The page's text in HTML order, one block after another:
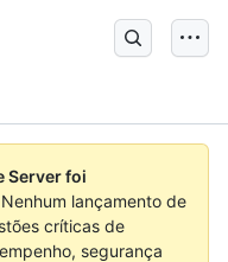
Server foi
Nenhum lançamento de
críticas de
segurança